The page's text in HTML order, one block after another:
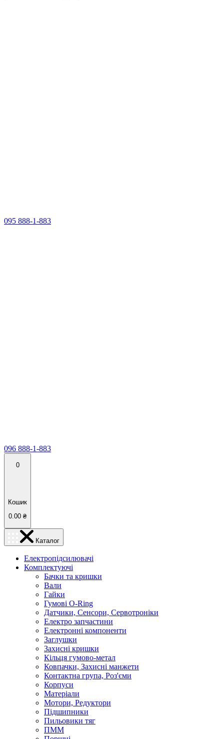
095 888-1-883
096 888-1-883
0
Кошик
0.00 ₴
Каталог
Електропідсилювачі
Комплектуючі
Бачки та кришки
Вали
Гайки
Гумові O-Ring
Датчики, Сенсори, Сервотроніки
Електро запчастини
Електронні компоненти
Заглушки
Захисні кришки
Кільця гумово-метал
Ковпачки, Захисні манжети
Контактна група, Роз'єми
Корпуси
Матеріали
Мотори, Редуктори
Підшипники
Пильовики тяг
ПММ